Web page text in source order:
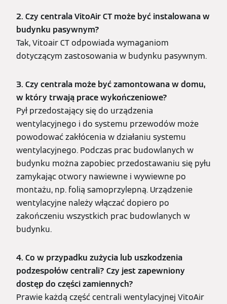
2. Czy centrala VitoAir CT może być instalowana w
budynku pasywnym?
Tak, Vitoair CT odpowiada wymaganiom
dotyczącym zastosowania w budynku pasywnym.
3. Czy centrala może być zamontowana w domu,
w który trwają prace wykończeniowe?
Pył przedostający się do urządzenia
wentylacyjnego i do systemu przewodów może
powodować zakłócenia w działaniu systemu
wentylacyjnego. Podczas prac budowlanych w
budynku można zapobiec przedostawaniu się pyłu
zamykając otwory nawiewne i wywiewne po
montażu, np. folią samoprzylepną. Urządzenie
wentylacyjne należy włączać dopiero po
zakończeniu wszystkich prac budowlanych w
budynku.
4. Co w przypadku zużycia lub uszkodzenia
podzespołów centrali? Czy jest zapewniony
dostęp do części zamiennych?
Prawie każdą część centrali wentylacyjnej VitoAir